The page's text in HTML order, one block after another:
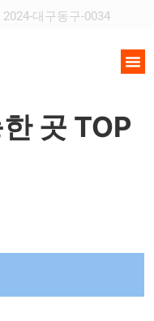
대구동구-0034
곳 TOP